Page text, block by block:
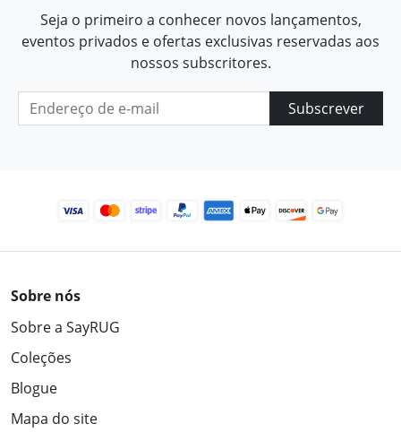
Seja o primeiro a conhecer novos lançamentos,
eventos privados e ofertas exclusivas reservadas aos
nossos subscritores.
Subscrever
Sobre nós
Sobre a SayRUG
Coleções
Blogue
Mapa do site